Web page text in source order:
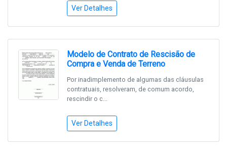
Ver Detalhes
Modelo de Contrato de Rescisão de
Compra e Venda de Terreno
Por inadimplemento de algumas das cláusulas
contratuais, resolveram, de comum acordo,
rescindir o c...
Ver Detalhes